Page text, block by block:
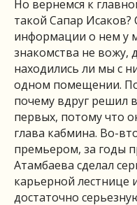
Но вернемся к
такой Сапар Исаков?
информации о нем у
знакомства не вожу,
находились ли мы с
одном помещении.
почему вдруг решил
первых, потому что
глава кабмина. Во-
премьером, за годы
Атамбаева сделал
карьерной лестнице
достаточно